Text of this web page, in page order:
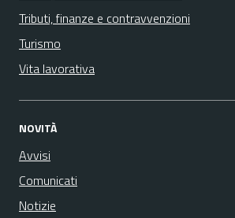
Tributi, finanze e contravvenzioni
Turismo
Vita lavorativa
NOVITÀ
Avvisi
Comunicati
Notizie